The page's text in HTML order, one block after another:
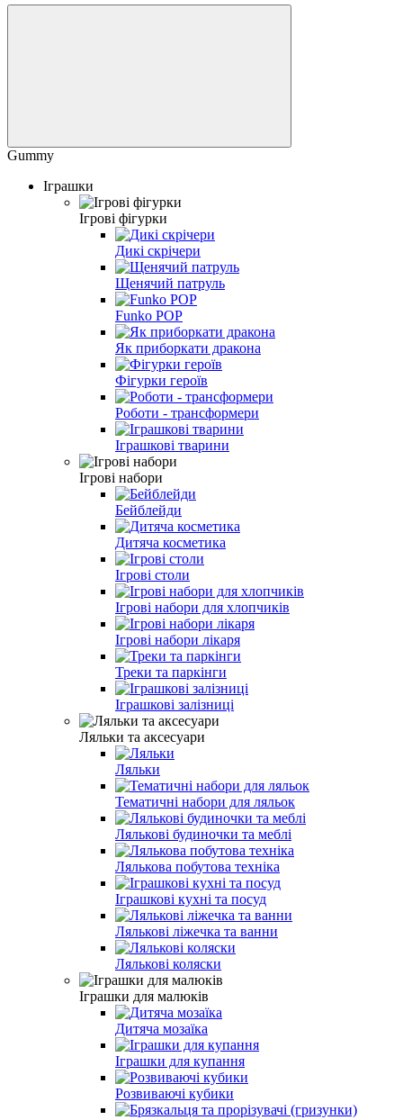
Gummy
Іграшки
Ігрові фігурки
Дикі скрічери
Щенячий патруль
Funko POP
Як приборкати дракона
Фігурки героїв
Роботи - трансформери
Іграшкові тварини
Ігрові набори
Бейблейди
Дитяча косметика
Ігрові столи
Ігрові набори для хлопчиків
Ігрові набори лікаря
Треки та паркінги
Іграшкові залізниці
Ляльки та аксесуари
Ляльки
Тематичні набори для ляльок
Лялькові будиночки та меблі
Лялькова побутова техніка
Іграшкові кухні та посуд
Лялькові ліжечка та ванни
Лялькові коляски
Іграшки для малюків
Дитяча мозаїка
Іграшки для купання
Розвиваючі кубики